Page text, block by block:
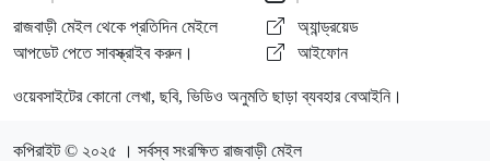
রাজবাড়ী মেইল থেকে প্রতিদিন মেইলে
আপডেট পেতে সাবস্ক্রাইব করুন।
অ্যান্ড্রয়েড
আইফোন
ওয়েবসাইটের কোনো লেখা, ছবি, ভিডিও অনুমতি ছাড়া ব্যবহার বেআইনি।
কপিরাইট © ২০২৫ । সর্বস্ব সংরক্ষিত রাজবাড়ী মেইল